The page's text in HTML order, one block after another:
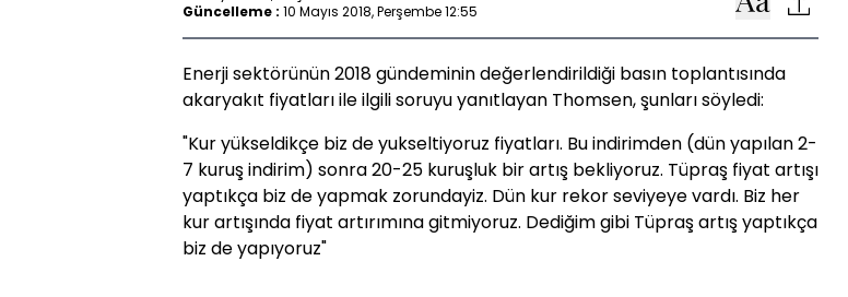
Güncelleme : 10 Mayıs 2018, Perşembe 12:55
Enerji sektörünün 2018 gündeminin değerlendirildiği basın toplantısında
akaryakıt fiyatları ile ilgili soruyu yanıtlayan Thomsen, şunları söyledi:
"Kur yükseldikçe biz de yukseltiyoruz fiyatları. Bu indirimden (dün yapılan 2-
7 kuruş indirim) sonra 20-25 kuruşluk bir artış bekliyoruz. Tüpraş fiyat artışı
yaptıkça biz de yapmak zorundayiz. Dün kur rekor seviyeye vardı. Biz her
kur artışında fiyat artırımına gitmiyoruz. Dediğim gibi Tüpraş artış yaptıkça
biz de yapıyoruz"